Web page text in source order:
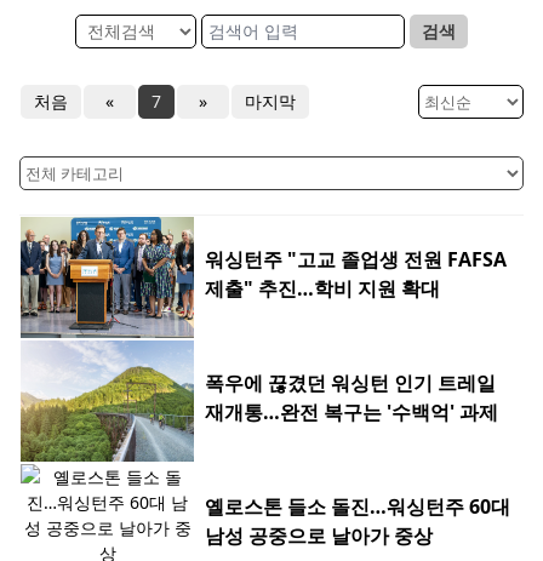
검색
처음 « 7 » 마지막
워싱턴주 "고교 졸업생 전원 FAFSA
제출" 추진…학비 지원 확대
폭우에 끊겼던 워싱턴 인기 트레일
재개통…완전 복구는 '수백억' 과제
옐로스톤 들소 돌진…워싱턴주 60대
남성 공중으로 날아가 중상